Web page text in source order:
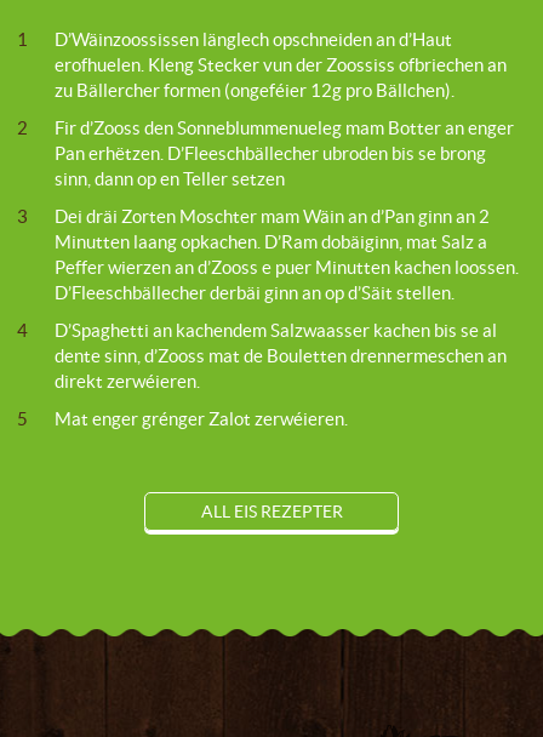
1
D’Wäinzoossissen länglech opschneiden an d’Haut
erofhuelen. Kleng Stecker vun der Zoossiss ofbriechen an
zu Bällercher formen (ongeféier 12g pro Bällchen).
2
Fir d’Zooss den Sonneblummenueleg mam Botter an enger
Pan erhëtzen. D’Fleeschbällecher ubroden bis se brong
sinn, dann op en Teller setzen
3
Dei dräi Zorten Moschter mam Wäin an d’Pan ginn an 2
Minutten laang opkachen. D’Ram dobäiginn, mat Salz a
Peffer wierzen an d’Zooss e puer Minutten kachen loossen.
D’Fleeschbällecher derbäi ginn an op d’Säit stellen.
4
D’Spaghetti an kachendem Salzwaasser kachen bis se al
dente sinn, d’Zooss mat de Bouletten drennermeschen an
direkt zerwéieren.
5
Mat enger grénger Zalot zerwéieren.
ALL EIS REZEPTER